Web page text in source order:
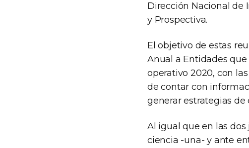
Dirección Nacional de
y Prospectiva.
El objetivo de estas
Anual a Entidades que
operativo 2020, con
de contar con
generar estrategias
Al igual que en las
ciencia -una- y ante